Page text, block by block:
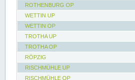
ROTHENBURG OP
WETTIN UP
WETTIN OP
TROTHA UP
TROTHA OP
RÖPZIG
RISCHMÜHLE UP
RISCHMÜHLE OP